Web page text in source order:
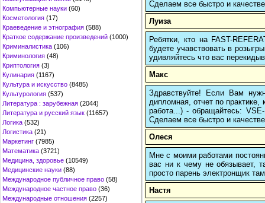
Компьютерные науки (60)
Косметология (17)
Краеведение и этнография (588)
Краткое содержание произведений (1000)
Криминалистика (106)
Криминология (48)
Криптология (3)
Кулинария (1167)
Культура и искусство (8485)
Культурология (537)
Литература : зарубежная (2044)
Литература и русский язык (11657)
Логика (532)
Логистика (21)
Маркетинг (7985)
Математика (3721)
Медицина, здоровье (10549)
Медицинские науки (88)
Международное публичное право (58)
Международное частное право (36)
Международные отношения (2257)
Сделаем все быстро и
Луиза
Ребятки, кто на FAST-
будете учавствовать в
удивляйтесь что вас
Макс
Здравствуйте! Если Вам
дипломная, отчет по
работа...) - обращайтесь:
Сделаем все быстро и
Олеся
Мне с моими работами
вас ни к чему не обязывает,
просто парень электронщик
Настя